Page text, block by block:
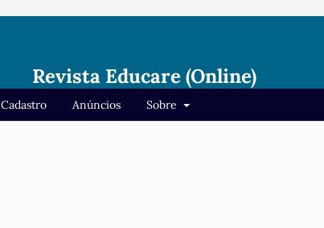
Revista Educare (Online)
Cadastro Anúncios Sobre